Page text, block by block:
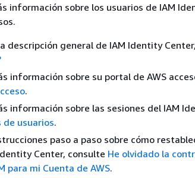
información sobre los usuarios de IAM
descripción general de IAM Identity
información sobre su portal de AWS
.
información sobre las sesiones del IAM
usuarios.
paso a paso sobre cómo
Center, consulte He olvidado la
para mi Cuenta de AWS.